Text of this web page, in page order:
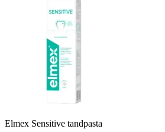
Elmex Sensitive tandpasta